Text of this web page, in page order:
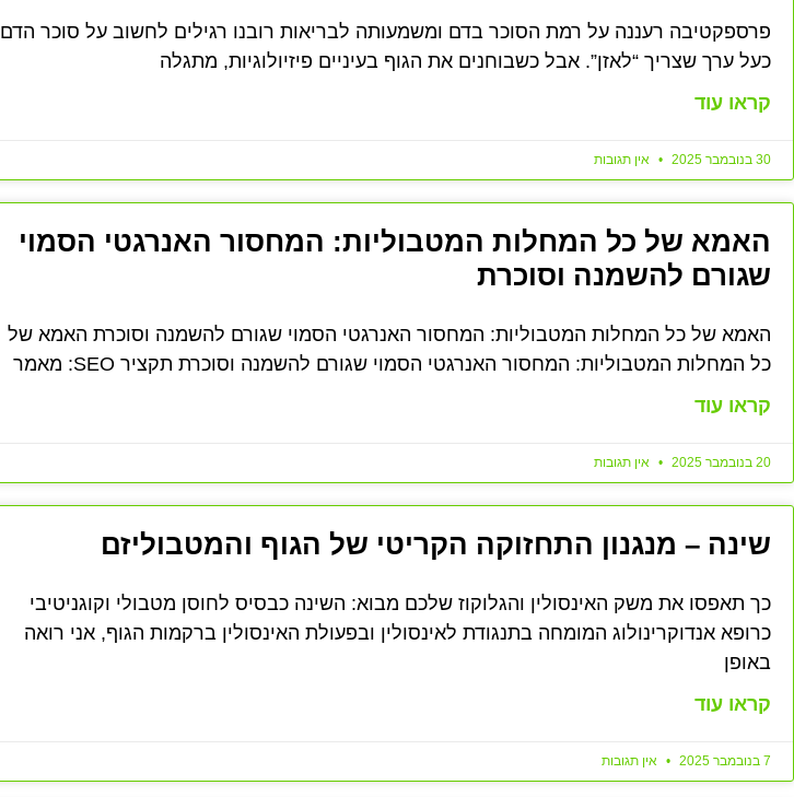
פרספקטיבה רעננה על רמת הסוכר בדם ומשמעותה לבריאות רובנו רגילים לחשוב על סוכר הדם
כעל ערך שצריך “לאזן”. אבל כשבוחנים את הגוף בעיניים פיזיולוגיות, מתגלה
קראו עוד
30 בנובמבר 2025 אין תגובות
האמא של כל המחלות המטבוליות: המחסור האנרגטי הסמוי
שגורם להשמנה וסוכרת
האמא של כל המחלות המטבוליות: המחסור האנרגטי הסמוי שגורם להשמנה וסוכרת האמא של
כל המחלות המטבוליות: המחסור האנרגטי הסמוי שגורם להשמנה וסוכרת תקציר SEO: מאמר
קראו עוד
20 בנובמבר 2025 אין תגובות
שינה – מנגנון התחזוקה הקריטי של הגוף והמטבוליזם
כך תאפסו את משק האינסולין והגלוקוז שלכם מבוא: השינה כבסיס לחוסן מטבולי וקוגניטיבי
כרופא אנדוקרינולוג המומחה בתנגודת לאינסולין ובפעולת האינסולין ברקמות הגוף, אני רואה
באופן
קראו עוד
7 בנובמבר 2025 אין תגובות